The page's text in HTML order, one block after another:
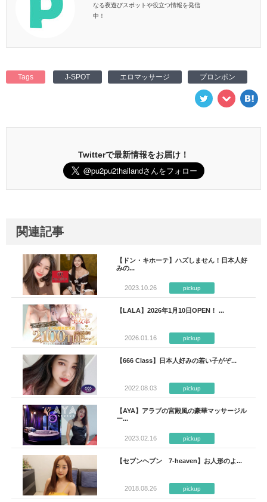
なる夜遊びスポットや役立つ情報を発信
中！
Tags J-SPOT エロマッサージ プロンポン
Twitterで最新情報をお届け！
関連記事
【ドン・キホーテ】ハズしません！日本人好
みの...
2023.10.26 pickup
【LALA】2026年1月10日OPEN！ ...
2026.01.16 pickup
【666 Class】日本人好みの若い子がぞ...
2022.08.03 pickup
【AYA】アラブの宮殿風の豪華マッサージル
ー...
2023.02.16 pickup
【セブンヘブン 7-heaven】お人形のよ...
2018.08.26 pickup